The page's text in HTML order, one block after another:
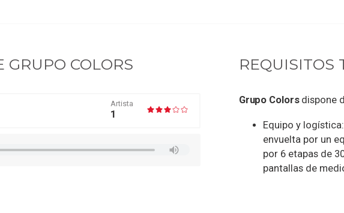
GRUPO COLORS
Artista
1
REQUISITOS
Grupo Colorsdispone
Equipo y
envuelta por un
por 6 etapas de
pantallas de